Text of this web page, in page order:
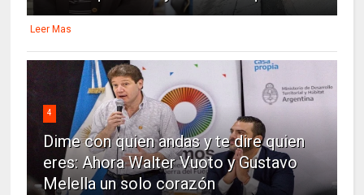
Leer Mas
4
Dime con quien andas y te dire quien
eres: Ahora Walter Vuoto y Gustavo
Melella un solo corazón